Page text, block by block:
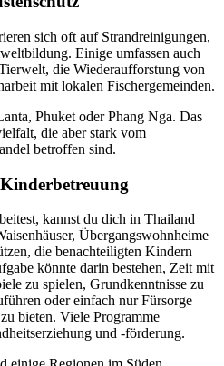
sich oft auf Strandreinigungen,
Einige umfassen auch
die Wiederaufforstung von
mit lokalen Fischergemeinden.
Phuket oder Phang Nga. Das
die aber stark vom
betroffen sind.
kannst du dich in Thailand
Übergangswohnheime
die benachteiligten Kindern
könnte darin bestehen, Zeit mit
zu spielen, Grundkenntnisse zu
oder einfach nur Fürsorge
bieten. Viele Programme
und -förderung.